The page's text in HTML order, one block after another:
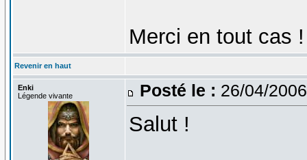
Merci en tout cas !
Revenir en haut
Enki
Légende vivante
Posté le : 26/04/
Salut !